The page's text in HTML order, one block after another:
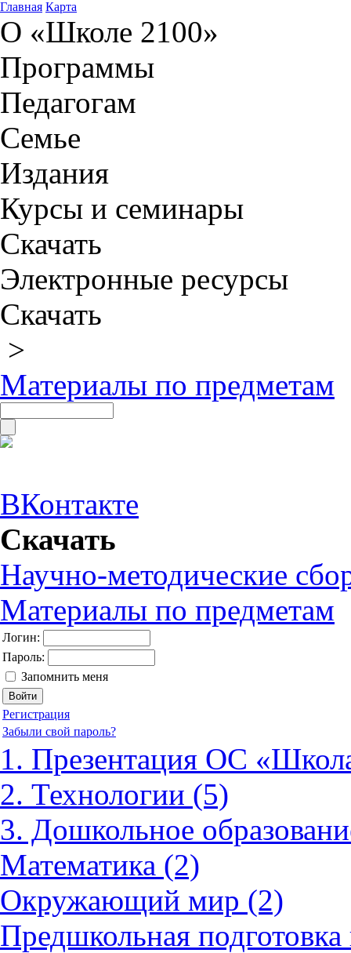
Главная Карта
О «Школе 2100»
Программы
Педагогам
Семье
Издания
Курсы и семинары
Скачать
Электронные ресурсы
Скачать
>
Материалы по предметам
ВКонтакте
Скачать
Научно-методические
Материалы по предметам
Логин:
Пароль:
Запомнить меня
Регистрация
Забыли свой пароль?
1. Презентация ОС
2. Технологии (5)
3. Дошкольное
Математика (2)
Окружающий мир (2)
Предшкольная